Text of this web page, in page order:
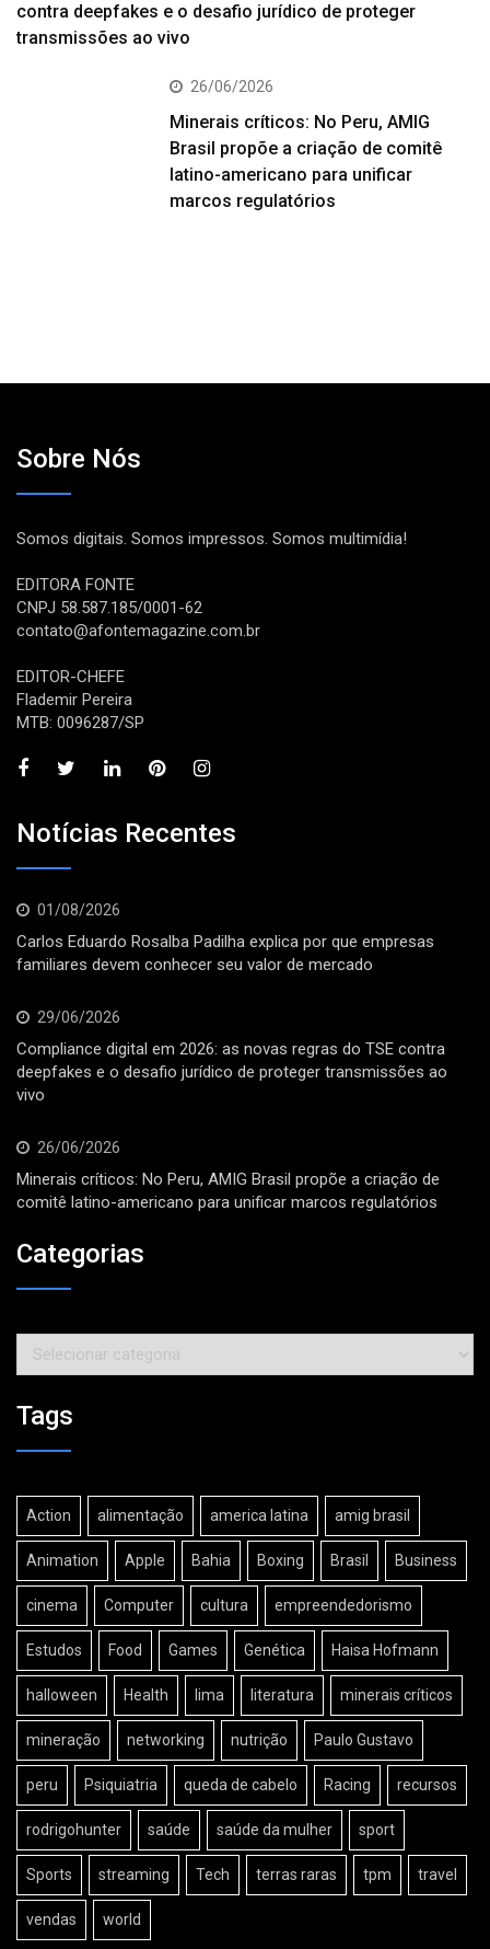
contra deepfakes e o desafio jurídico de proteger
transmissões ao vivo
26/06/2026
Minerais críticos: No Peru, AMIG
Brasil propõe a criação de comitê
latino-americano para unificar
marcos regulatórios
Sobre Nós
Somos digitais. Somos impressos. Somos multimídia!
EDITORA FONTE
CNPJ 58.587.185/0001-62
contato@afontemagazine.com.br
EDITOR-CHEFE
Flademir Pereira
MTB: 0096287/SP
Notícias Recentes
01/08/2026
Carlos Eduardo Rosalba Padilha explica por que empresas
familiares devem conhecer seu valor de mercado
29/06/2026
Compliance digital em 2026: as novas regras do TSE contra
deepfakes e o desafio jurídico de proteger transmissões ao
vivo
26/06/2026
Minerais críticos: No Peru, AMIG Brasil propõe a criação de
comitê latino-americano para unificar marcos regulatórios
Categorias
Categorias
Tags
Action alimentação america latina amig brasil
Animation Apple Bahia Boxing Brasil Business
cinema Computer cultura empreendedorismo
Estudos Food Games Genética Haisa Hofmann
halloween Health lima literatura minerais críticos
mineração networking nutrição Paulo Gustavo
peru Psiquiatria queda de cabelo Racing recursos
rodrigohunter saúde saúde da mulher sport
Sports streaming Tech terras raras tpm travel
vendas world